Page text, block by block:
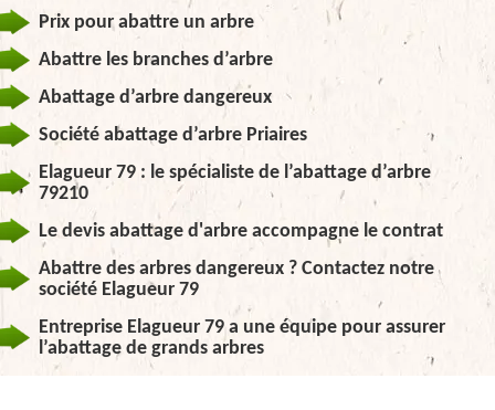
Prix pour abattre un arbre
Abattre les branches d’arbre
Abattage d’arbre dangereux
Société abattage d’arbre Priaires
Elagueur 79 : le spécialiste de l’abattage d’arbre
79210
Le devis abattage d'arbre accompagne le contrat
Abattre des arbres dangereux ? Contactez notre
société Elagueur 79
Entreprise Elagueur 79 a une équipe pour assurer
l’abattage de grands arbres